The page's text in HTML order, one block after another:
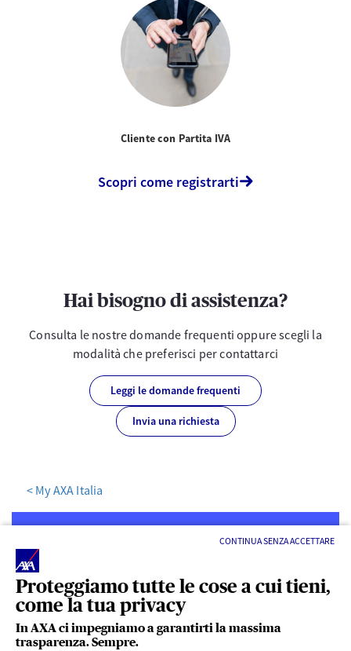
Proteggiamo tutte le cose a cui tieni,
come la tua privacy
In AXA ci impegniamo a garantirti la massima
trasparenza. Sempre.
CONTINUA SENZA ACCETTARE
Cliente con Partita IVA
Scopri come registrarti
Hai bisogno di assistenza?
Consulta le nostre domande frequenti oppure scegli la
modalità che preferisci per contattarci
Leggi le domande frequenti
Invia una richiesta
< My AXA Italia
LINK UTILI